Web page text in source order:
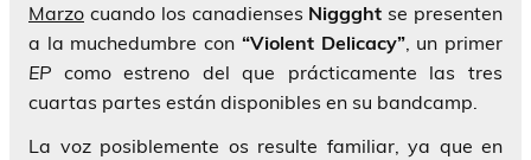
Marzo cuando los canadienses Niggght se presenten
a la muchedumbre con “Violent Delicacy”, un primer
EP como estreno del que prácticamente las tres
cuartas partes están disponibles en su bandcamp.
La voz posiblemente os resulte familiar, ya que en